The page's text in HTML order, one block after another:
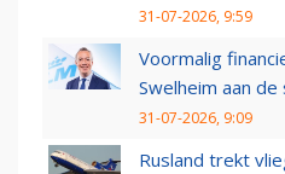
31-07-2026, 9:59
Voormalig
Swelheim aan de
31-07-2026, 9:09
Rusland trekt